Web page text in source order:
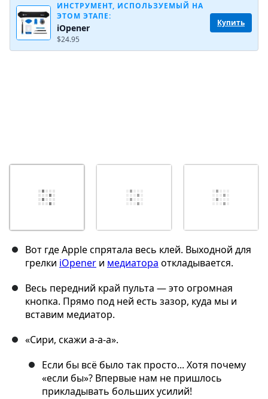
Оставить комментарий
ИНСТРУМЕНТ, ИСПОЛЬЗУЕМЫЙ НА
ЭТОМ ЭТАПЕ:
iOpener
$24.95
Купить
Вот где Apple спрятала весь клей. Выходной для
грелки iOpener и медиатора откладывается.
Весь передний край пульта — это огромная
кнопка. Прямо под ней есть зазор, куда мы и
вставим медиатор.
«Сири, скажи а-а-а».
Если бы всё было так просто... Хотя почему
«если бы»? Впервые нам не пришлось
прикладывать больших усилий!